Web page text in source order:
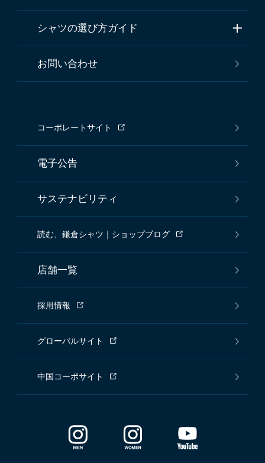
シャツの選び方ガイド
お問い合わせ
コーポレートサイト
電子公告
サステナビリティ
読む、鎌倉シャツ｜ショップブログ
店舗一覧
採用情報
グローバルサイト
中国コーポサイト